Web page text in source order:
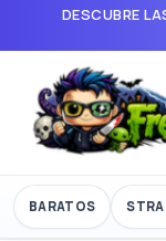
DESCUBRE
BARATOS